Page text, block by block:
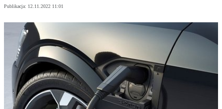
Publikacja: 12.11.2022 11:01